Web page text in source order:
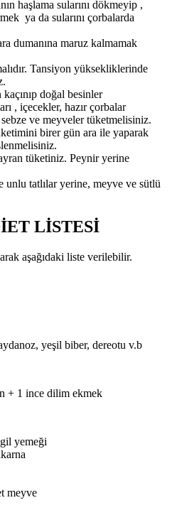
haşlama sularını dökmeyip ,
ya da sularını çorbalarda
dumanına maruz kalmamak
Tansiyon yüksekliklerinde
doğal besinler
, içecekler, hazır çorbalar
ve meyveler tüketmelisiniz.
birer gün ara ile yaparak
tüketiniz. Peynir yerine
unlu tatlılar yerine, meyve ve sütlü
LİSTESİ
aşağıdaki liste verilebilir.
yeşil biber, dereotu v.b
+ 1 ince dilim ekmek
yemeği
meyve